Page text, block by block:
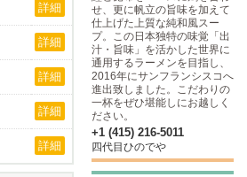
詳細
詳細
詳細
詳細
詳細
せ、更に帆立の旨味を加えて
仕上げた上質な純和風スー
プ。この日本独特の味覚「出
汁・旨味」を活かした世界に
通用するラーメンを目指し、
2016年にサンフランシスコへ
進出致しました。こだわりの
一杯をぜひ堪能しにお越しく
ださい。
+1 (415) 216-5011
四代目ひのでや